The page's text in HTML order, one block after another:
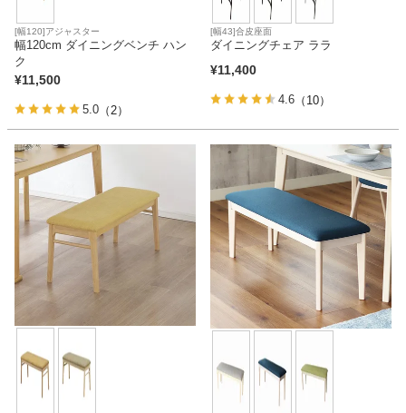
[幅120]アジャスター
幅120cm ダイニングベンチ ハン
ク
¥11,500
5.0 （2）
[幅43]合皮座面
ダイニングチェア ララ
¥11,400
4.6 （10）